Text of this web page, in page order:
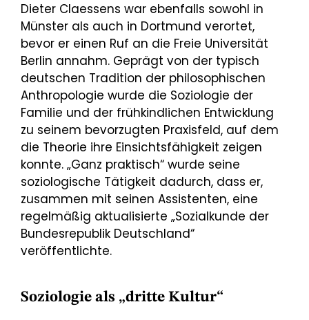
Dieter Claessens war ebenfalls sowohl in
Münster als auch in Dortmund verortet,
bevor er einen Ruf an die Freie Universität
Berlin annahm. Geprägt von der typisch
deutschen Tradition der philosophischen
Anthropologie wurde die Soziologie der
Familie und der frühkindlichen Entwicklung
zu seinem bevorzugten Praxisfeld, auf dem
die Theorie ihre Einsichtsfähigkeit zeigen
konnte. „Ganz praktisch“ wurde seine
soziologische Tätigkeit dadurch, dass er,
zusammen mit seinen Assistenten, eine
regelmäßig aktualisierte „Sozialkunde der
Bundesrepublik Deutschland“
veröffentlichte.
Soziologie als „dritte Kultur“